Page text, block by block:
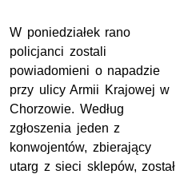
W poniedziałek rano
policjanci zostali
powiadomieni o napadzie
przy ulicy Armii Krajowej w
Chorzowie. Według
zgłoszenia jeden z
konwojentów, zbierający
utarg z sieci sklepów, został